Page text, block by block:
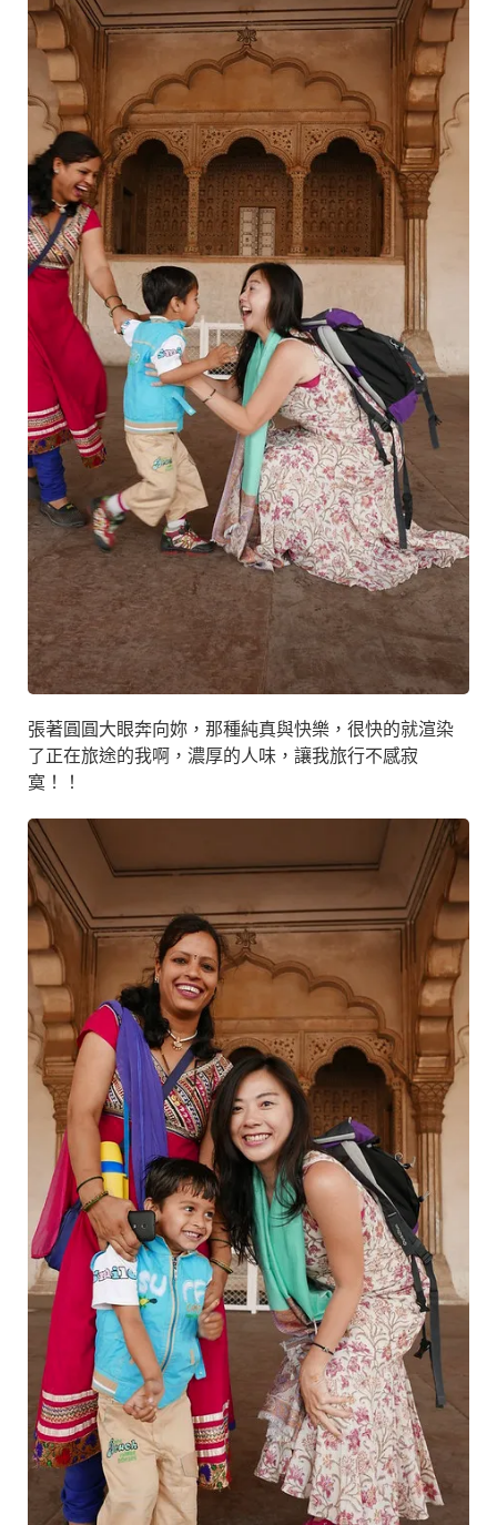
張著圓圓大眼奔向妳，那種純真與快樂，很快的就渲染
了正在旅途的我啊，濃厚的人味，讓我旅行不感寂
寞！！